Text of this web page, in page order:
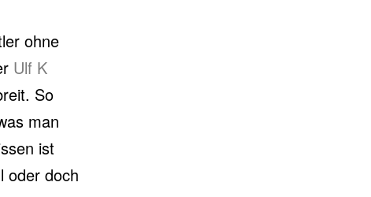
ohne
Ulf K
So
man
ist
oder doch